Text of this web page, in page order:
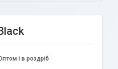
і в роздріб